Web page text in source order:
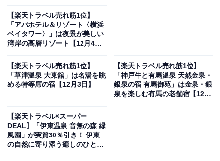
画像出典：楽天トラベル
「由布院温泉 朝霧のみえる宿 ゆふいん花由」の楽天
スーパーDEALプランを予約すると、実質30％オフで宿
泊可能です。
楽天トラベルでホテルを見る
【楽天トラベル売れ筋1位】
「アパホテル＆リゾート〈横浜
ベイタワー〉」は夜景が美しい
湾岸の高層リゾート【12月4
【楽天トラベル売れ筋1位】
「草津温泉 大東舘」は名湯を眺
める特等席の宿【12月3日】
【楽天トラベル売れ筋1位】
「神戸牛と有馬温泉 天然金泉・
銀泉の宿 有馬御苑」は金泉・銀
泉を楽しむ有馬の老舗宿【12月
【楽天トラベル×スーパー
DEAL】「伊東温泉 音無の森 緑
風園」が実質30％引き！ 伊東
の自然に寄り添う癒しのひとと